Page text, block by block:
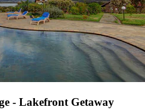
- Lakefront Getaway